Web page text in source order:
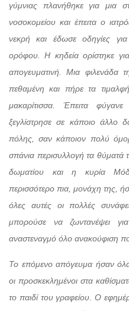
γύμνιας πλανήθηκε για μια
νοσοκομείου και έπειτα ο
νεκρή και έδωσε οδηγίες
ορόφου. Η κηδεία ορίστηκε
απογευματινή. Μια φιλενάδα
πεθαμένη και πήρε τα
μακαρίτισσα. Έπειτα
ξεγλίστρησε σε κάποιο άλλο
πόλης, σαν κάποιον πολύ
σπάνια περισυλλογή τα θύματά
δωματίου και η κυρία
περισσότερο πια, μονάχη της,
όλες αυτές οι πολλές
μπορούσε να ζωντανέψει
αναστεναγμό όλο ανακούφιση
Το επόμενο απόγευμα ήσαν όλα
οι προσκεκλημένοι στα
το παιδί του γραφείου. Ο